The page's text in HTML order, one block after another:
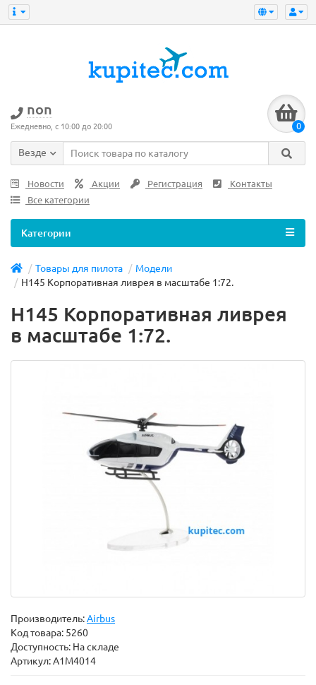
non
Ежедневно, с 10:00 до 20:00 0
Везде
Новости Акции Регистрация
Контакты
Все категории
Категории
Товары для пилота
Модели
H145 Корпоративная ливрея в масштабе 1:72.
H145 Корпоративная ливрея
в масштабе 1:72.
Производитель:Airbus
Код товара: 5260
Доступность: На складе
Артикул: A1M4014